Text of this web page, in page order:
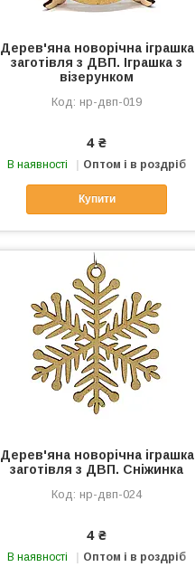
Дерев'яна новорічна іграшка
заготівля з ДВП. Іграшка з
візерунком
нр-двп-019
4 ₴
В наявності Оптом і в роздріб
Купити
Дерев'яна новорічна іграшка
заготівля з ДВП. Сніжинка
нр-двп-024
4 ₴
В наявності Оптом і в роздріб